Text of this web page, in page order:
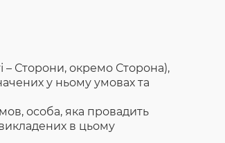
Сторони, окремо Сторона),
у ньому умовах та
особа, яка провадить
в цьому